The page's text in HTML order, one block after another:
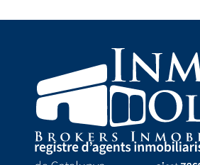
información adicional y detallada sobre